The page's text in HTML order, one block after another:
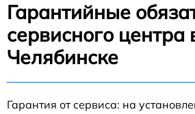
Гарантийные
сервисного центра
Челябинске
Гарантия от сервиса: на